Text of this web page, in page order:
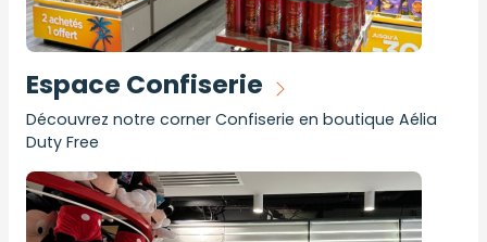
Espace Confiserie
Découvrez notre corner Confiserie en boutique Aélia
Duty Free